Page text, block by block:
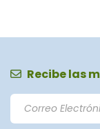
Recibe las